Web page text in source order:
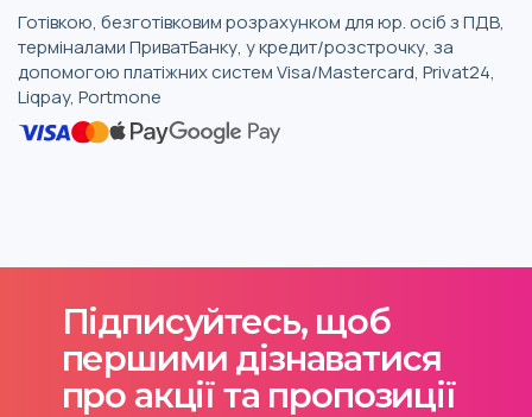
Готівкою, безготівковим розрахунком для юр. осіб з ПДВ,
терміналами ПриватБанку, у кредит/розстрочку, за
допомогою платіжних систем Visa/Mastercard, Privat24,
Liqpay, Portmone
Підписуйтесь, щоб
першими дізнаватися
про акції та пропозиції